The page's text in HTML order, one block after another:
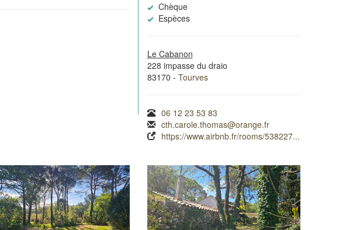
Chèque
Espèces
Le Cabanon
228 impasse du draio
83170 - Tourves
06 12 23 53 83
cth.carole.thomas@orange.fr
https://www.airbnb.fr/rooms/538227...